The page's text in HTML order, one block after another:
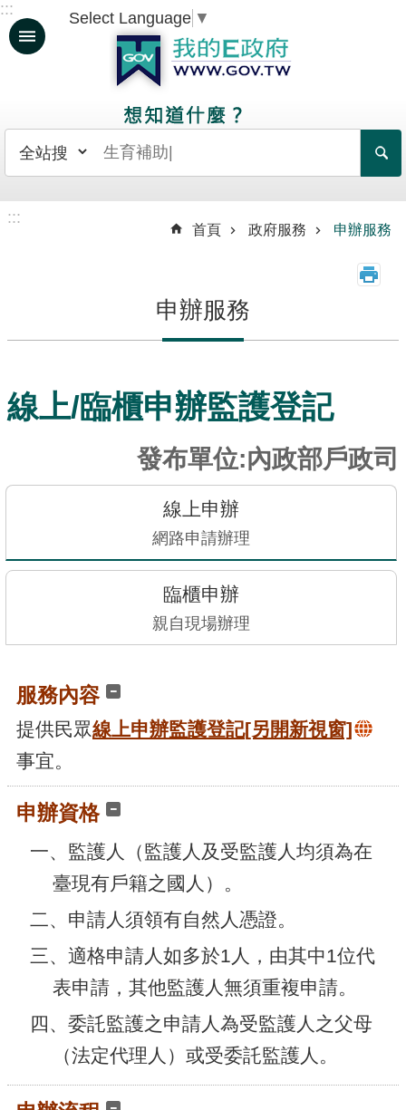
跳到主要內容區塊
常
生
資
訊
站
能
小
幫
手
腦
::: Select Language ▼
:::
首頁 政府服務 申辦服務
申辦服務
線上/臨櫃申辦監護登記
發布單位:內政部戶政司
線上申辦
網路申請辦理
臨櫃申辦
親自現場辦理
服務內容
提供民眾線上申辦監護登記[另開新視窗]
事宜。
申辦資格
一、監護人（監護人及受監護人均須為在
臺現有戶籍之國人）。
二、申請人須領有自然人憑證。
三、適格申請人如多於1人，由其中1位代
表申請，其他監護人無須重複申請。
四、委託監護之申請人為受監護人之父母
（法定代理人）或受委託監護人。